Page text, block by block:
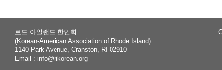
로드 아일랜드 한인회
(Korean-American Association of Rhode Island)
1140 Park Avenue, Cranston, RI 02910
Email : info@rikorean.org